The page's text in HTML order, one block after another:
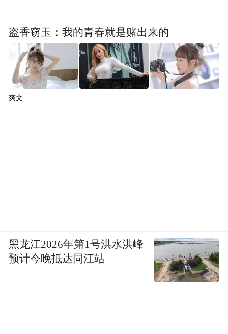
盗香窃玉：我的青春就是赌出来的
爽文
黑龙江2026年第1号洪水洪峰
预计今晚抵达同江站